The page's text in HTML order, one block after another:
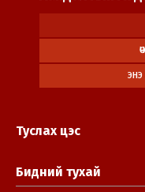
ЭНЭ
Туслах цэс
Бидний тухай